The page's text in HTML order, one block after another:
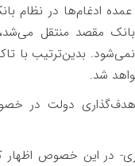
عمده ادغام‌ها در
مقصد منتقل می‌شد،
بدین‌ترتیب با
شد.
دولت در
در این خصوص اظهار